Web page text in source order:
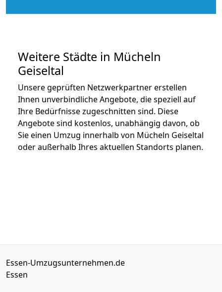
Weitere Städte in Mücheln
Geiseltal
Unsere geprüften Netzwerkpartner erstellen
Ihnen unverbindliche Angebote, die speziell auf
Ihre Bedürfnisse zugeschnitten sind. Diese
Angebote sind kostenlos, unabhängig davon, ob
Sie einen Umzug innerhalb von Mücheln Geiseltal
oder außerhalb Ihres aktuellen Standorts planen.
Essen-Umzugsunternehmen.de
Essen